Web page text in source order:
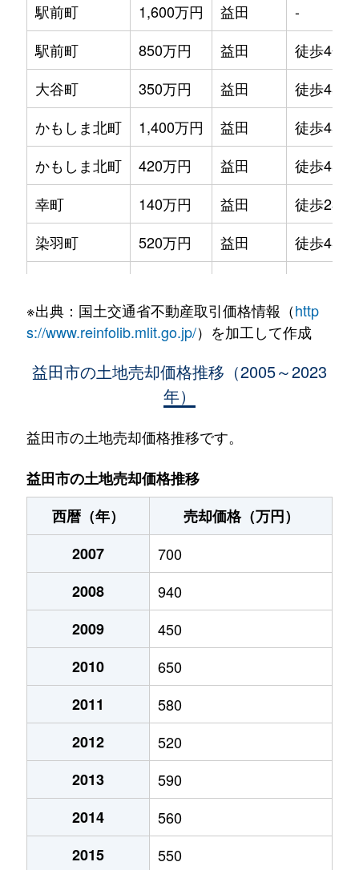
駅前町
1,600万円 益田
-
駅前町
850万円 益田
徒歩4分
大谷町
350万円 益田
徒歩45分
かもしま北町
1,400万円 益田
徒歩45分
かもしま北町
420万円 益田
徒歩45分
幸町
140万円 益田
徒歩23分
染羽町
520万円 益田
徒歩45分
高津
500万円 益田
徒歩45分
340万円
高津町
700万円 益田
土井町
520万円
遠田町
750万円 石見津田
遠田町
49万円
遠田町
350万円
常盤町
500万円
中島町
470万円
中島町
420万円
中吉田町
1,100万円
三宅町
450万円
※出典：国土交通省不動産取引価格情報（http
s://www.reinfolib.mlit.go.jp/）を加工して作成
益田市の土地売却価格推移（2005～2023
年）
益田市の土地売却価格推移です。
益田市の土地売却価格推移
西暦（年）
売却価格（万円）
2007
700
2008
940
2009
450
2010
650
2011
580
2012
520
2013
590
2014
560
2015
550